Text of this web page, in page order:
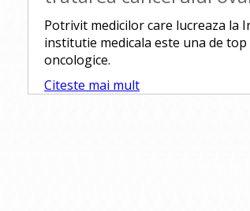
Potrivit medicilor care lucreaza la
institutie medicala este una de
oncologice.
Citeste mai mult